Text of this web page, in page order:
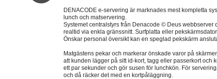
DENACODE e-servering är marknades mest kompletta
lunch och matservering.
Systemet centralstyrs från Denacode © Deus webbserver
realtid via enkla gränssnitt. Surfplatta eller
Önskar personal översikt kan en speglad pekskärm
Matgästens pekar och markerar önskade varor på
att kunden lägger på sitt id-kort, tagg eller passerkort och
ett par sekunder och gör susen för lunchkön. För
och då räcker det med en kortpåläggning.